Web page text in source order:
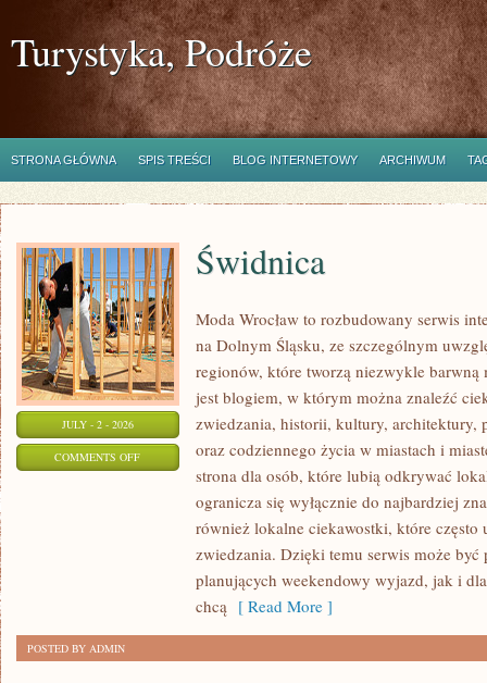
Turystyka, Podróże
STRONA GŁÓWNA SPIS TREŚCI BLOG INTERNETOWY ARCHIWUM
JULY - 2 - 2026
COMMENTS OFFON
Świdnica
Moda Wrocław to rozbudowany serwis
na Dolnym Śląsku, ze szczególnym
regionów, które tworzą niezwykle barwną
jest blogiem, w którym można znaleźć
zwiedzania, historii, kultury, architektury,
oraz codziennego życia w miastach i
strona dla osób, które lubią odkrywać
ogranicza się wyłącznie do najbardziej
również lokalne ciekawostki, które często
zwiedzania. Dzięki temu serwis może
planujących weekendowy wyjazd, jak i
chcą [ Read More ]
POSTED BY ADMIN